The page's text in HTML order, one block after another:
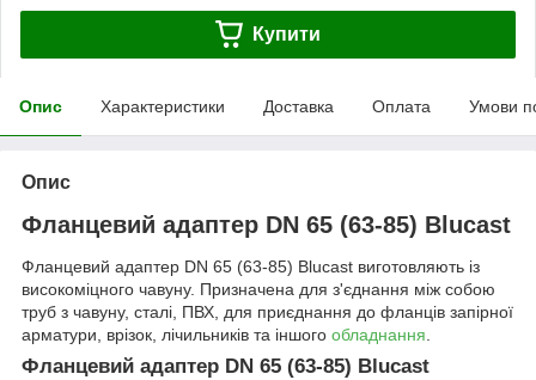
Купити
Опис Характеристики Доставка Оплата Умови
Опис
Фланцевий адаптер DN 65 (63-85) Blucast
Фланцевий адаптер DN 65 (63-85) Blucast виготовляють із
високоміцного чавуну. Призначена для з'єднання між собою
труб з чавуну, сталі, ПВХ, для приєднання до фланців запірної
арматури, врізок, лічильників та іншого обладнання.
Фланцевий адаптер DN 65 (63-85) Blucast